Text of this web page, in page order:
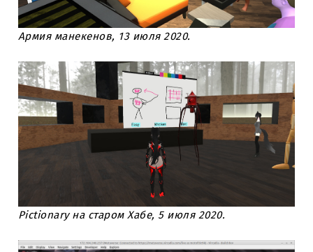
Армия манекенов, 13 июля 2020.
Pictionary на старом Хабе, 5 июля 2020.